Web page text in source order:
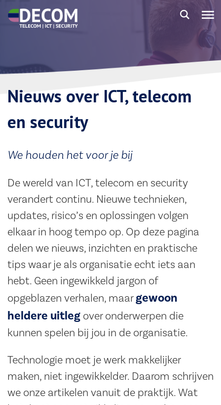
Nieuws over ICT, telecom
en security
We houden het voor je bij
De wereld van ICT, telecom en security
verandert continu. Nieuwe technieken,
updates, risico’s en oplossingen volgen
elkaar in hoog tempo op. Op deze pagina
delen we nieuws, inzichten en praktische
tips waar je als organisatie echt iets aan
hebt. Geen ingewikkeld jargon of
opgeblazen verhalen, maargewoon
heldere uitleg over onderwerpen die
kunnen spelen bij jou in de organisatie.
Technologie moet je werk makkelijker
maken, niet ingewikkelder. Daarom schrijven
we onze artikelen vanuit de praktijk. Wat